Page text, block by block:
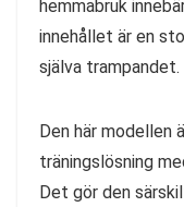
hemmabruk
innehållet är en
själva trampandet.
Den här modellen
träningslösning
Det gör den